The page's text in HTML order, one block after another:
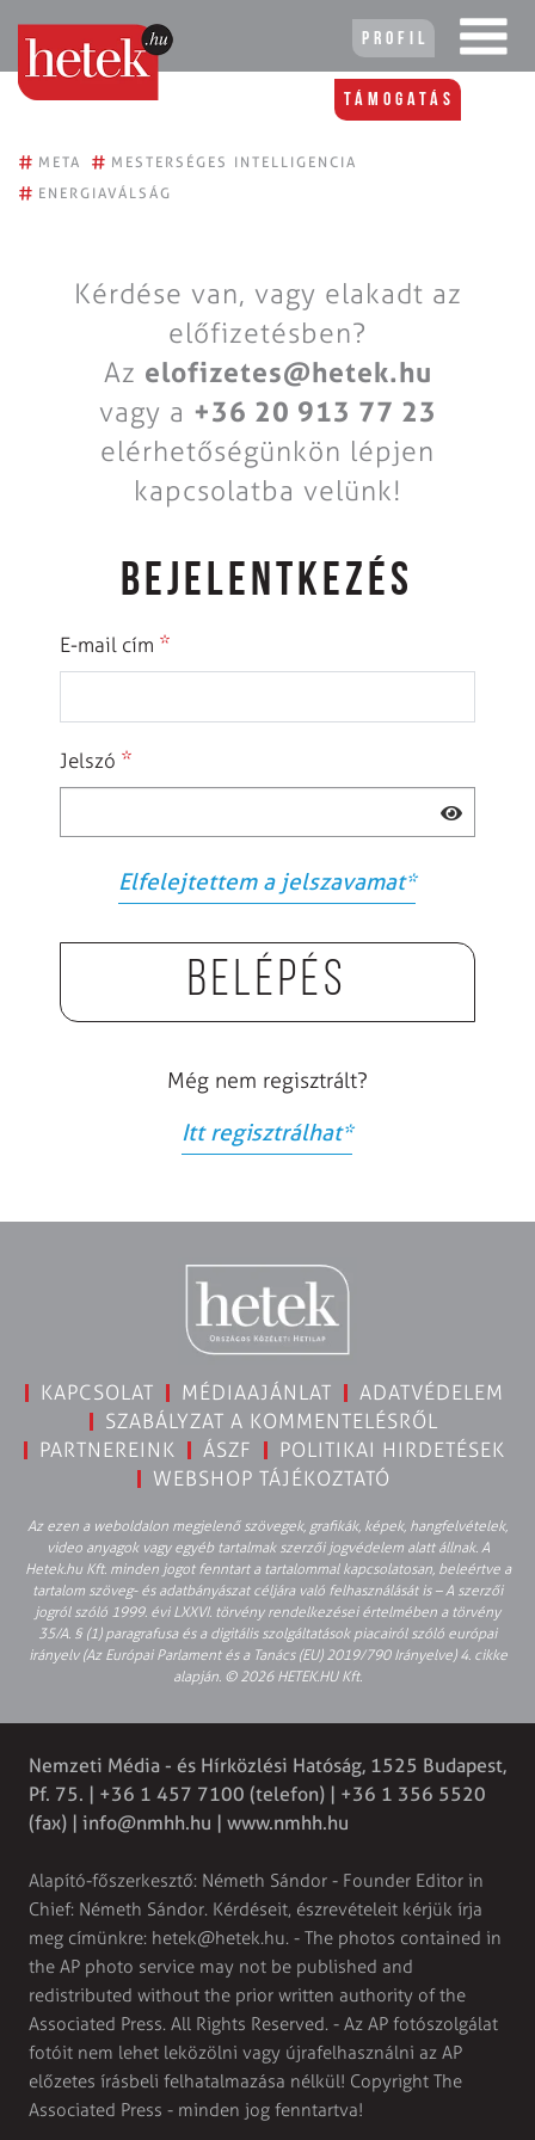
Profil
Támogatás
# META # MESTERSÉGES INTELLIGENCIA
# ENERGIAVÁLSÁG
Kérdése van, vagy elakadt az
előfizetésben?
Az elofizetes@hetek.hu
vagy a +36 20 913 77 23
elérhetőségünkön lépjen
kapcsolatba velünk!
BEJELENTKEZÉS
E-mail cím *
Jelszó *
Elfelejtettem a jelszavamat*
Belépés
Még nem regisztrált?
Itt regisztrálhat*
KAPCSOLAT MÉDIAAJÁNLAT
ADATVÉDELEM
SZABÁLYZAT A KOMMENTELÉSRŐL
PARTNEREINK
ÁSZF
POLITIKAI HIRDETÉSEK
WEBSHOP TÁJÉKOZTATÓ
Az ezen a weboldalon megjelenő szövegek, grafikák, képek, hangfelvételek,
video anyagok vagy egyéb tartalmak szerzői jogvédelem alatt állnak. A
Hetek.hu Kft. minden jogot fenntart a tartalommal kapcsolatosan, beleértve a
tartalom szöveg- és adatbányászat céljára való felhasználását is – A szerzői
jogról szóló 1999. évi LXXVI. törvény rendelkezései értelmében a törvény
35/A. § (1) paragrafusa és a digitális szolgáltatások piacairól szóló európai
irányelv (Az Európai Parlament és a Tanács (EU) 2019/790 Irányelve) 4. cikke
alapján. © 2026 HETEK.HU Kft.
Nemzeti Média - és Hírközlési Hatóság, 1525 Budapest,
Pf. 75. | +36 1 457 7100 (telefon) | +36 1 356 5520
(fax) | info@nmhh.hu | www.nmhh.hu
Alapító-főszerkesztő: Németh Sándor - Founder Editor in
Chief: Németh Sándor. Kérdéseit, észrevételeit kérjük írja
meg címünkre: hetek@hetek.hu. - The photos contained in
the AP photo service may not be published and
redistributed without the prior written authority of the
Associated Press. All Rights Reserved. - Az AP fotószolgálat
fotóit nem lehet leközölni vagy újrafelhasználni az AP
előzetes írásbeli felhatalmazása nélkül! Copyright The
Associated Press - minden jog fenntartva!